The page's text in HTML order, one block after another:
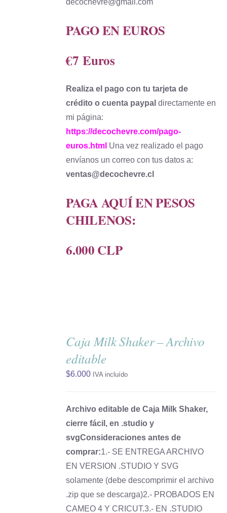
decochevre@gmail.com
PAGO EN EUROS
€7 Euros
Realiza el pago con tu tarjeta de
crédito o cuenta paypal directamente en
mi página:
https://decochevre.com/pago-
euros.html Una vez realizado el pago
envíanos un correo con tus datos a:
ventas@decochevre.cl
PAGA AQUÍ EN PESOS
CHILENOS:
6.000 CLP
Caja Milk Shaker – Archivo
editable
$6.000 IVA incluído
Archivo editable de Caja Milk Shaker,
cierre fácil, en .studio y
svgConsideraciones antes de
comprar:1.- SE ENTREGA ARCHIVO
EN VERSION .STUDIO Y SVG
solamente (debe descomprimir el archivo
.zip que se descarga)2.- PROBADOS EN
CAMEO 4 Y CRICUT.3.- EN .STUDIO